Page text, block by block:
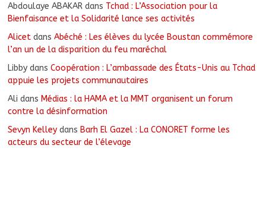
Abdoulaye ABAKAR dans Tchad : L’Association pour la
Bienfaisance et la Solidarité lance ses activités
Alicet dansAbéché : Les élèves du lycée Boustan commémore
l’an un de la disparition du feu maréchal
Libby dansCoopération : L’ambassade des États-Unis au Tchad
appuie les projets communautaires
Ali dans Médias : la HAMA et la MMT organisent un forum
contre la désinformation
Sevyn Kelley dans Barh El Gazel : La CONORET forme les
acteurs du secteur de l’élevage